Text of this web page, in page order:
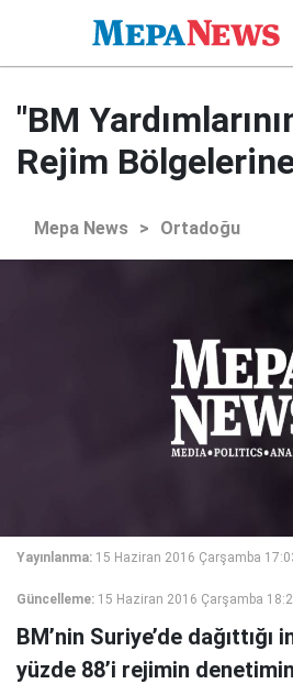
"BM
Rejim
Mepa News > Ortadoğu
Yayınlanma: 15 Haziran 2016 Çarşamba
Güncelleme: 15 Haziran 2016 Çarşamba
BM’nin Suriye’de dağıttığı
yüzde 88’i rejimin